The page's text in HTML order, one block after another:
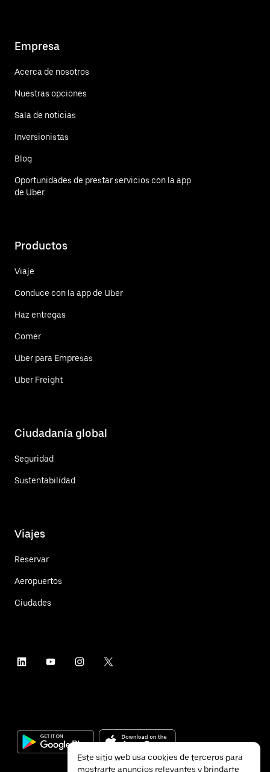
Empresa
Acerca de nosotros
Nuestras opciones
Sala de noticias
Inversionistas
Blog
Oportunidades de prestar servicios con la app
de Uber
Productos
Viaje
Conduce con la app de Uber
Haz entregas
Comer
Uber para Empresas
Uber Freight
Ciudadanía global
Seguridad
Sustentabilidad
Viajes
Reservar
Aeropuertos
Ciudades
Este sitio web usa cookies de terceros para
mostrarte anuncios relevantes y brindarte